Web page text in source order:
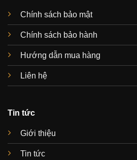
Chính sách bảo mật
Chính sách bảo hành
Hướng dẫn mua hàng
Liên hệ
Tin tức
Giới thiệu
Tin tức